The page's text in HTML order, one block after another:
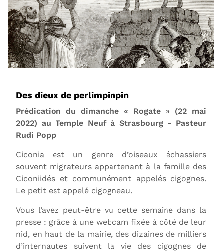
Des dieux de perlimpinpin
Prédication du dimanche « Rogate » (22 mai
2022) au Temple Neuf à Strasbourg - Pasteur
Rudi Popp
Ciconia est un genre d’oiseaux échassiers
souvent migrateurs appartenant à la famille des
Ciconiidés et communément appelés cigognes.
Le petit est appelé cigogneau.
Vous l’avez peut-être vu cette semaine dans la
presse : grâce à une webcam fixée à côté de leur
nid, en haut de la mairie, des dizaines de milliers
d’internautes suivent la vie des cigognes de